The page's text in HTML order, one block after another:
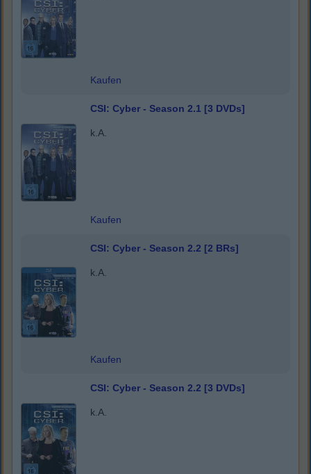
Kaufen
CSI: Cyber - Season 2.1 [3 DVDs]
k.A.
Kaufen
CSI: Cyber - Season 2.2 [2 BRs]
k.A.
Kaufen
CSI: Cyber - Season 2.2 [3 DVDs]
k.A.